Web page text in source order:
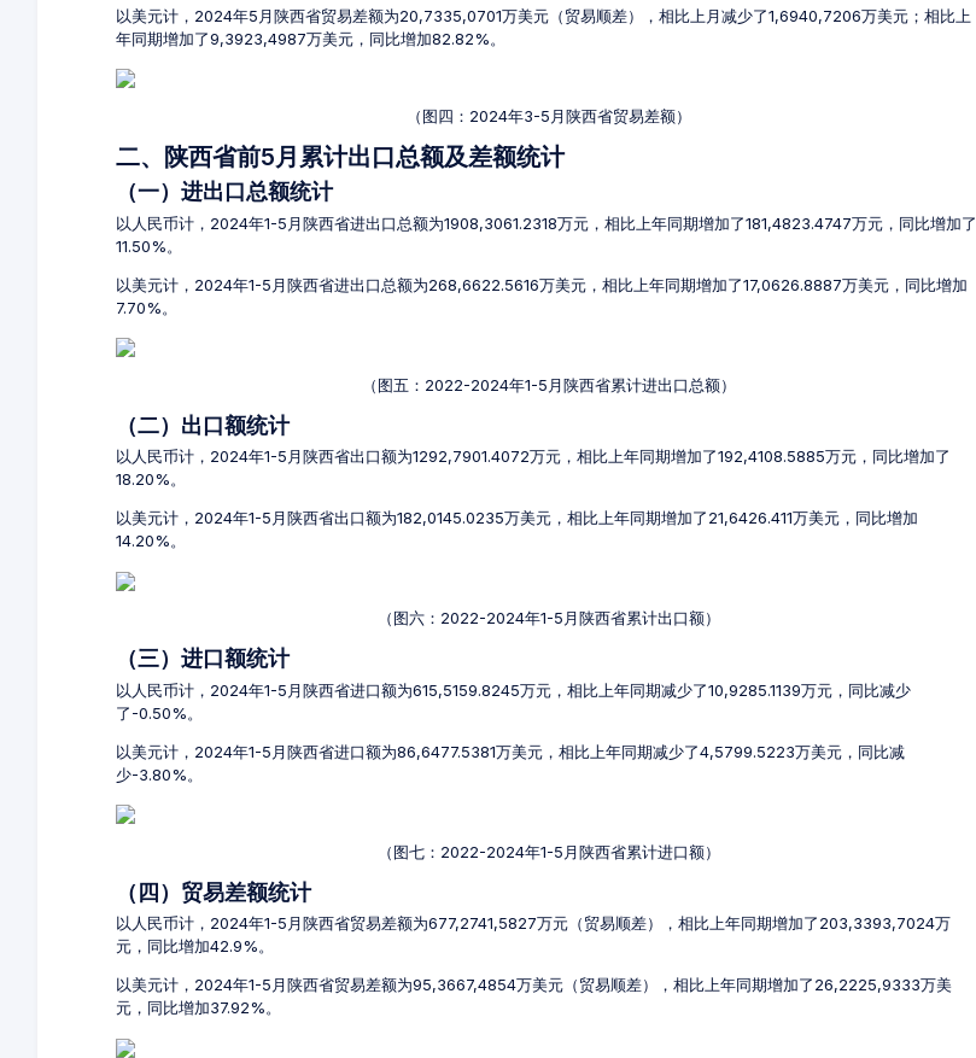
以美元计，2024年5月陕西省贸易差额为20,7335,0701万美元（贸易顺差），相比上月减少了1,6940,7206万美元；相比上
年同期增加了9,3923,4987万美元，同比增加82.82%。
（图四：2024年3-5月陕西省贸易差额）
二、陕西省前5月累计出口总额及差额统计
（一）进出口总额统计
以人民币计，2024年1-5月陕西省进出口总额为1908,3061.2318万元，相比上年同期增加了181,4823.4747万元，同比增加了
11.50%。
以美元计，2024年1-5月陕西省进出口总额为268,6622.5616万美元，相比上年同期增加了17,0626.8887万美元，同比增加
7.70%。
（图五：2022-2024年1-5月陕西省累计进出口总额）
（二）出口额统计
以人民币计，2024年1-5月陕西省出口额为1292,7901.4072万元，相比上年同期增加了192,4108.5885万元，同比增加了
18.20%。
以美元计，2024年1-5月陕西省出口额为182,0145.0235万美元，相比上年同期增加了21,6426.411万美元，同比增加
14.20%。
（图六：2022-2024年1-5月陕西省累计出口额）
（三）进口额统计
以人民币计，2024年1-5月陕西省进口额为615,5159.8245万元，相比上年同期减少了10,9285.1139万元，同比减少
了-0.50%。
以美元计，2024年1-5月陕西省进口额为86,6477.5381万美元，相比上年同期减少了4,5799.5223万美元，同比减
少-3.80%。
（图七：2022-2024年1-5月陕西省累计进口额）
（四）贸易差额统计
以人民币计，2024年1-5月陕西省贸易差额为677,2741,5827万元（贸易顺差），相比上年同期增加了203,3393,7024万
元，同比增加42.9%。
以美元计，2024年1-5月陕西省贸易差额为95,3667,4854万美元（贸易顺差），相比上年同期增加了26,2225,9333万美
元，同比增加37.92%。